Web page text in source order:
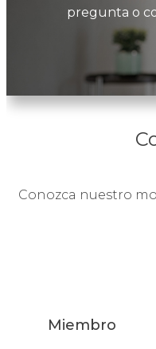
pregunta o
Conozca nuestro
Miembro